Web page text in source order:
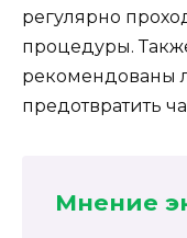
регулярно
процедуры.
рекомендованы
предотвратить
Мнение